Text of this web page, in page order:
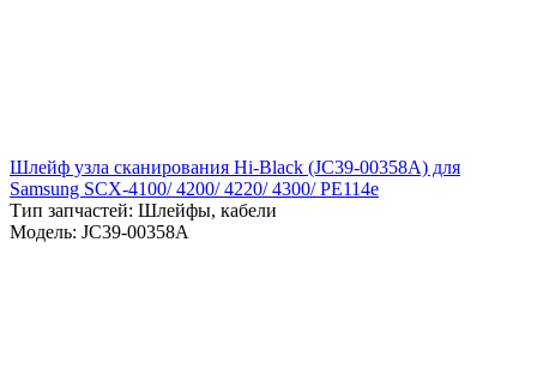
Шлейф узла сканирования Hi-Black (JC39-00358A) для
Samsung SCX-4100/ 4200/ 4220/ 4300/ PE114e
Тип запчастей: Шлейфы, кабели
Модель: JC39-00358A